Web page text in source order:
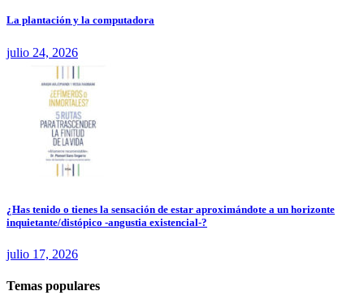
La plantación y la computadora
julio 24, 2026
¿Has tenido o tienes la sensación de estar aproximándote a un horizonte
inquietante/distópico -angustia existencial-?
julio 17, 2026
Temas populares